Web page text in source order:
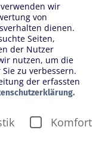
wir
von
dienen.
Seiten,
der Nutzer
nutzen, um die
zu verbessern.
der erfassten
Komfort
I